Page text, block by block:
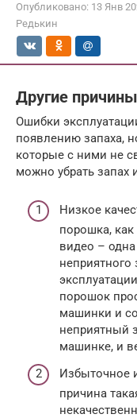
Опубликовано: 13 Янв
Редькин
Другие причины
Ошибки
появлению запаха,
которые с ними не
можно убрать запах
Низкое
порошка,
видео –
порошок
машинки и
неприятный
машинке, и
Избыточное
причина